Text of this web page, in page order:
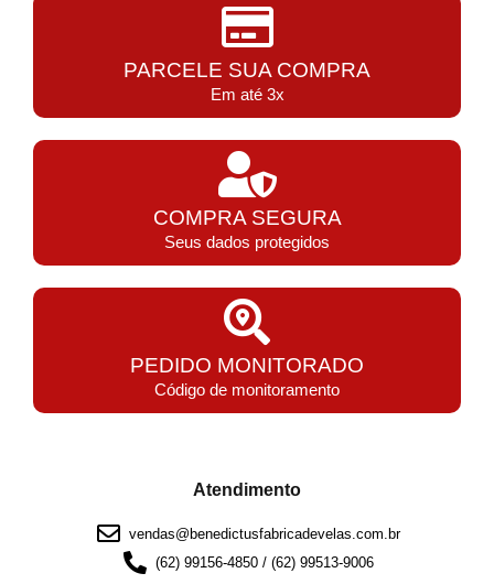
PARCELE SUA COMPRA
Em até 3x
COMPRA SEGURA
Seus dados protegidos
PEDIDO MONITORADO
Código de monitoramento
Atendimento
vendas@benedictusfabricadevelas.com.br
(62) 99156-4850 / (62) 99513-9006